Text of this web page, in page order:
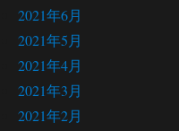
2021年6月
2021年5月
2021年4月
2021年3月
2021年2月